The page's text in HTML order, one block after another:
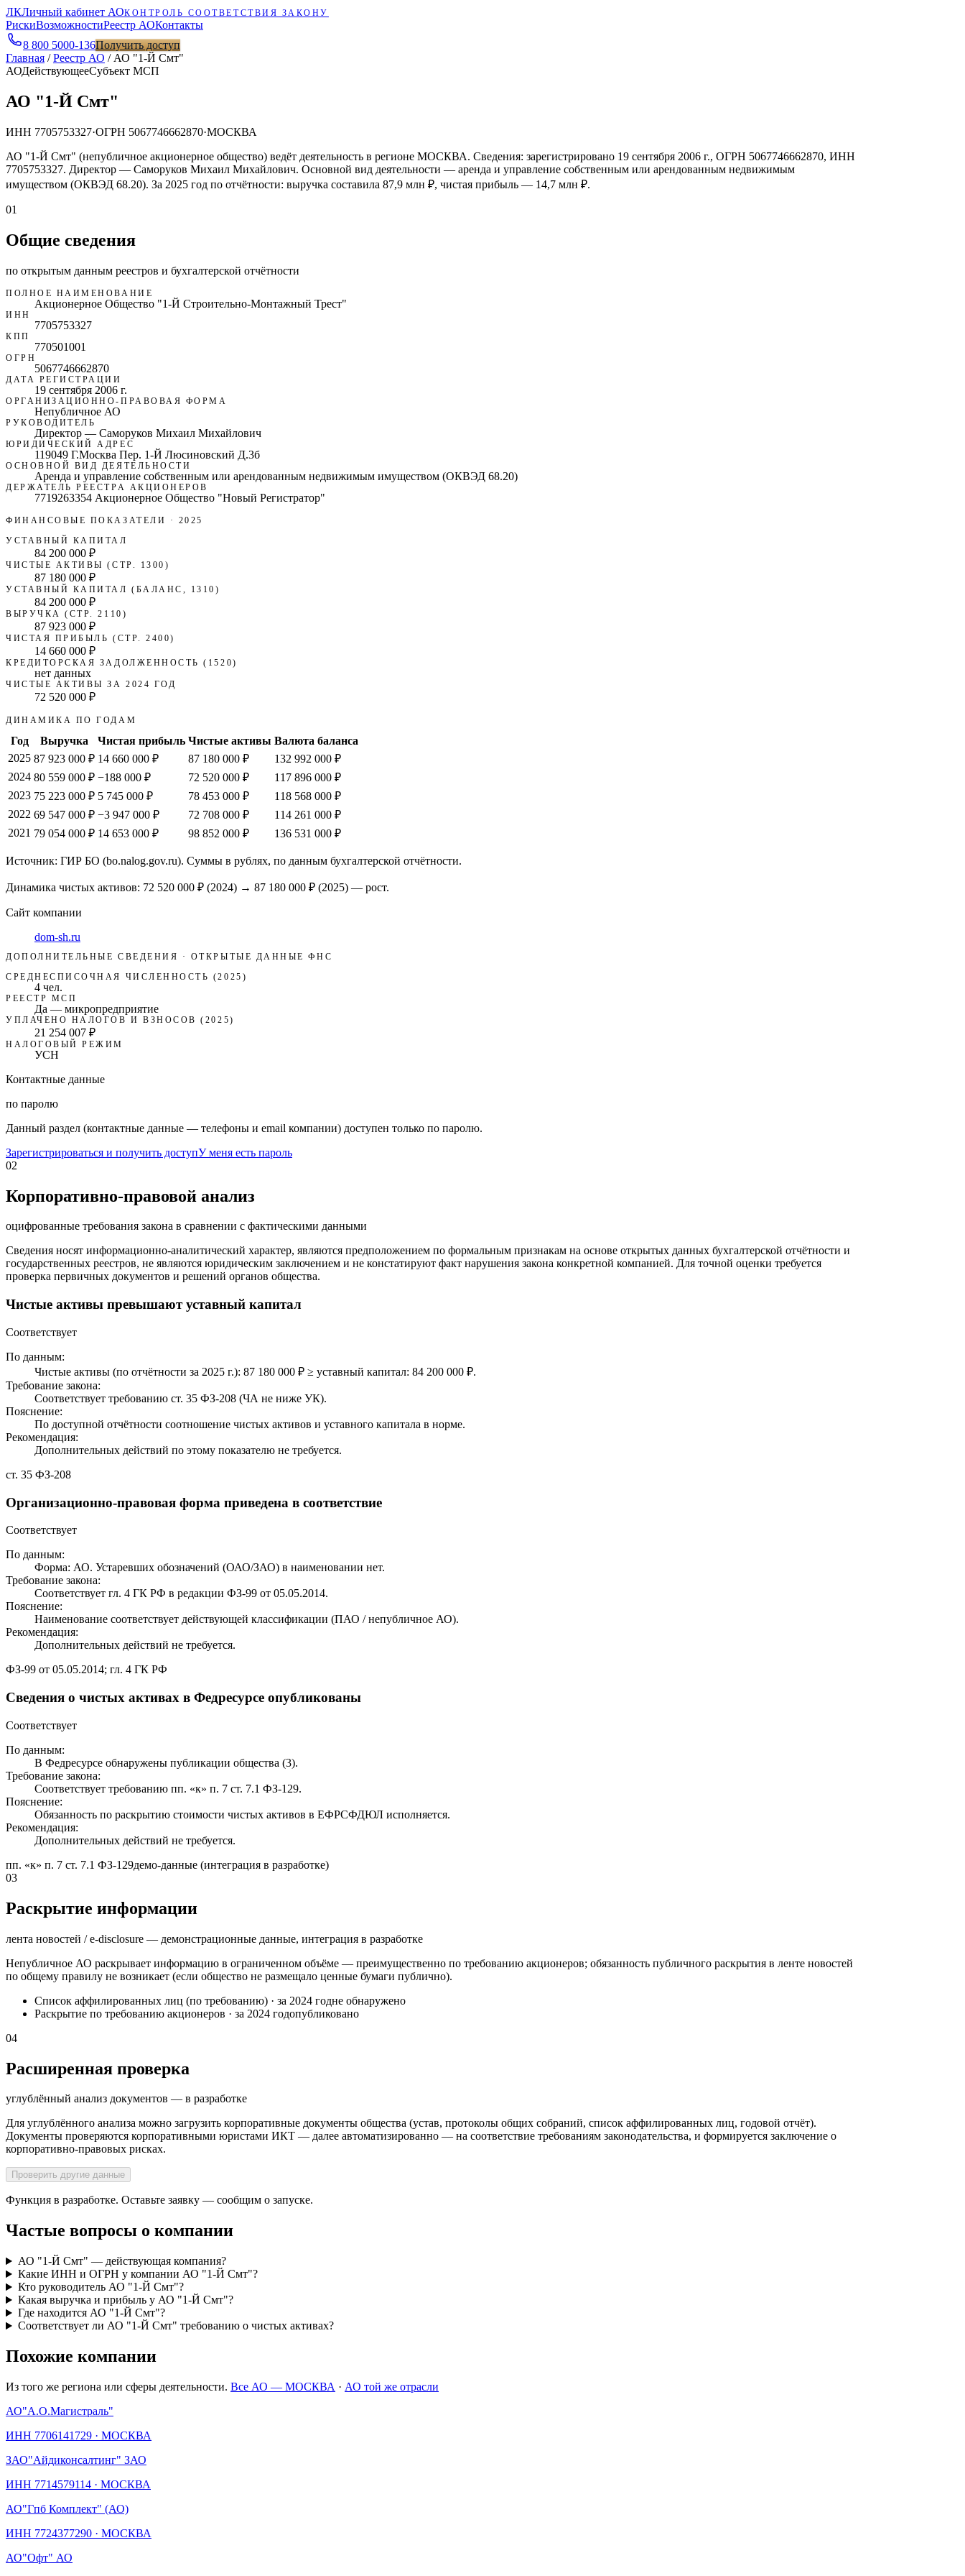
ЛКЛичный кабинет АОКОНТРОЛЬ СООТВЕТСТВИЯ ЗАКОНУ
РискиВозможностиРеестр АОКонтакты
8 800 5000-136Получить доступ
Главная /Реестр АО / АО "1-Й Смт"
АОДействующееСубъект МСП
АО "1-Й Смт"
ИНН 7705753327·ОГРН 5067746662870·МОСКВА
АО "1-Й Смт" (непубличное акционерное общество) ведёт деятельность в регионе МОСКВА. Сведения: зарегистрировано 19 сентября 2006 г., ОГРН 5067746662870, ИНН
7705753327. Директор — Саморуков Михаил Михайлович. Основной вид деятельности — аренда и управление собственным или арендованным недвижимым
имуществом (ОКВЭД 68.20). За 2025 год по отчётности: выручка составила 87,9 млн ₽, чистая прибыль — 14,7 млн ₽.
01
Общие сведения
по открытым данным реестров и бухгалтерской отчётности
ПОЛНОЕ НАИМЕНОВАНИЕ
Акционерное Общество "1-Й Строительно-Монтажный Трест"
ИНН
7705753327
КПП
770501001
ОГРН
5067746662870
ДАТА РЕГИСТРАЦИИ
19 сентября 2006 г.
ОРГАНИЗАЦИОННО-ПРАВОВАЯ ФОРМА
Непубличное АО
РУКОВОДИТЕЛЬ
Директор — Саморуков Михаил Михайлович
ЮРИДИЧЕСКИЙ АДРЕС
119049 Г.Москва Пер. 1-Й Люсиновский Д.3б
ОСНОВНОЙ ВИД ДЕЯТЕЛЬНОСТИ
Аренда и управление собственным или арендованным недвижимым имуществом (ОКВЭД 68.20)
ДЕРЖАТЕЛЬ РЕЕСТРА АКЦИОНЕРОВ
7719263354 Акционерное Общество "Новый Регистратор"
ФИНАНСОВЫЕ ПОКАЗАТЕЛИ · 2025
УСТАВНЫЙ КАПИТАЛ
84 200 000 ₽
ЧИСТЫЕ АКТИВЫ (СТР. 1300)
87 180 000 ₽
УСТАВНЫЙ КАПИТАЛ (БАЛАНС, 1310)
84 200 000 ₽
ВЫРУЧКА (СТР. 2110)
87 923 000 ₽
ЧИСТАЯ ПРИБЫЛЬ (СТР. 2400)
14 660 000 ₽
КРЕДИТОРСКАЯ ЗАДОЛЖЕННОСТЬ (1520)
нет данных
ЧИСТЫЕ АКТИВЫ ЗА 2024 ГОД
72 520 000 ₽
ДИНАМИКА ПО ГОДАМ
Год Выручка Чистая прибыль Чистые активы Валюта баланса
2025 87 923 000 ₽ 14 660 000 ₽ 87 180 000 ₽
132 992 000 ₽
2024 80 559 000 ₽ −188 000 ₽ 72 520 000 ₽
117 896 000 ₽
2023 75 223 000 ₽ 5 745 000 ₽ 78 453 000 ₽
118 568 000 ₽
2022 69 547 000 ₽ −3 947 000 ₽ 72 708 000 ₽
114 261 000 ₽
2021 79 054 000 ₽ 14 653 000 ₽ 98 852 000 ₽ 136 531 000 ₽
Источник: ГИР БО (bo.nalog.gov.ru). Суммы в рублях, по данным бухгалтерской отчётности.
Динамика чистых активов: 72 520 000 ₽ (2024) → 87 180 000 ₽ (2025) — рост.
Сайт компании
dom-sh.ru
ДОПОЛНИТЕЛЬНЫЕ СВЕДЕНИЯ · ОТКРЫТЫЕ ДАННЫЕ ФНС
СРЕДНЕСПИСОЧНАЯ ЧИСЛЕННОСТЬ (2025)
4 чел.
РЕЕСТР МСП
Да — микропредприятие
УПЛАЧЕНО НАЛОГОВ И ВЗНОСОВ (2025)
21 254 007 ₽
НАЛОГОВЫЙ РЕЖИМ
УСН
Контактные данные
по паролю
Данный раздел (контактные данные — телефоны и email компании) доступен только по паролю.
Зарегистрироваться и получить доступУ меня есть пароль
02
Корпоративно-правовой анализ
оцифрованные требования закона в сравнении с фактическими данными
Сведения носят информационно-аналитический характер, являются предположением по формальным признакам на основе открытых данных бухгалтерской отчётности и
государственных реестров, не являются юридическим заключением и не констатируют факт нарушения закона конкретной компанией. Для точной оценки требуется
проверка первичных документов и решений органов общества.
Чистые активы превышают уставный капитал
Соответствует
По данным:
Чистые активы (по отчётности за 2025 г.): 87 180 000 ₽ ≥ уставный капитал: 84 200 000 ₽.
Требование закона:
Соответствует требованию ст. 35 ФЗ-208 (ЧА не ниже УК).
Пояснение:
По доступной отчётности соотношение чистых активов и уставного капитала в норме.
Рекомендация:
Дополнительных действий по этому показателю не требуется.
ст. 35 ФЗ-208
Организационно-правовая форма приведена в соответствие
Соответствует
По данным:
Форма: АО. Устаревших обозначений (ОАО/ЗАО) в наименовании нет.
Требование закона:
Соответствует гл. 4 ГК РФ в редакции ФЗ-99 от 05.05.2014.
Пояснение:
Наименование соответствует действующей классификации (ПАО / непубличное АО).
Рекомендация:
Дополнительных действий не требуется.
ФЗ-99 от 05.05.2014; гл. 4 ГК РФ
Сведения о чистых активах в Федресурсе опубликованы
Соответствует
По данным:
В Федресурсе обнаружены публикации общества (3).
Требование закона:
Соответствует требованию пп. «к» п. 7 ст. 7.1 ФЗ-129.
Пояснение:
Обязанность по раскрытию стоимости чистых активов в ЕФРСФДЮЛ исполняется.
Рекомендация:
Дополнительных действий не требуется.
пп. «к» п. 7 ст. 7.1 ФЗ-129демо-данные (интеграция в разработке)
03
Раскрытие информации
лента новостей / e-disclosure — демонстрационные данные, интеграция в разработке
Непубличное АО раскрывает информацию в ограниченном объёме — преимущественно по требованию акционеров; обязанность публичного раскрытия в ленте новостей
по общему правилу не возникает (если общество не размещало ценные бумаги публично).
Список аффилированных лиц (по требованию) · за 2024 годне обнаружено
Раскрытие по требованию акционеров · за 2024 годопубликовано
04
Расширенная проверка
углублённый анализ документов — в разработке
Для углублённого анализа можно загрузить корпоративные документы общества (устав, протоколы общих собраний, список аффилированных лиц, годовой отчёт).
Документы проверяются корпоративными юристами ИКТ — далее автоматизированно — на соответствие требованиям законодательства, и формируется заключение о
корпоративно-правовых рисках.
Проверить другие данные
Функция в разработке. Оставьте заявку — сообщим о запуске.
Частые вопросы о компании
АО "1-Й Смт" — действующая компания?
Какие ИНН и ОГРН у компании АО "1-Й Смт"?
Кто руководитель АО "1-Й Смт"?
Какая выручка и прибыль у АО "1-Й Смт"?
Где находится АО "1-Й Смт"?
Соответствует ли АО "1-Й Смт" требованию о чистых активах?
Похожие компании
Из того же региона или сферы деятельности. Все АО — МОСКВА · АО той же отрасли
АО"А.О.Магистраль"
ИНН 7706141729 · МОСКВА
ЗАО"Айдиконсалтинг" ЗАО
ИНН 7714579114 · МОСКВА
АО"Гпб Комплект" (АО)
ИНН 7724377290 · МОСКВА
АО"Офт" АО